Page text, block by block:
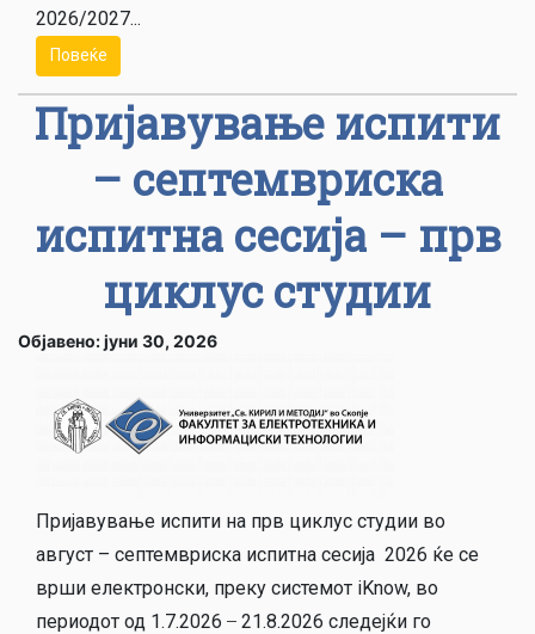
2026/2027...
Повеќе
Пријавување испити
– септемвриска
испитна сесија – прв
циклус студии
Објавено: јуни 30, 2026
Пријавување испити на прв циклус студии во
август – септемвриска испитна сесија 2026 ќе се
врши електронски, преку системот iKnow, во
периодот од 1.7.2026 ̶ 21.8.2026 следејќи го